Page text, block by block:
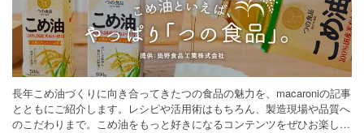
長年こめ油づくりに向き合ってきたつの食品の魅力を、macaroniの記事
とともにご紹介します。レシピや活用術はもちろん、製造現場や品質へ
のこだわりまで。こめ油をもっと好きになるコンテンツをぜひお楽しみ